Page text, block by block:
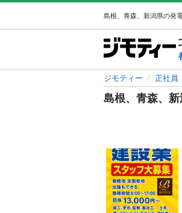
ジモティー 正社員
島根、青森、